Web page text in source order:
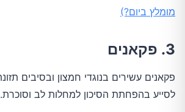
מומלץ ביום?)
3. פקאנים
לסייע בהפחתת הסיכון למחלות לב וסוכרת.